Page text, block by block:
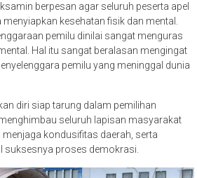
berpesan agar seluruh peserta apel
kesehatan fisik dan mental.
pemilu dinilai sangat menguras
Hal itu sangat beralasan mengingat
pemilu yang meninggal dunia
diri siap tarung dalam pemilihan
seluruh lapisan masyarakat
kondusifitas daerah, serta
proses demokrasi.